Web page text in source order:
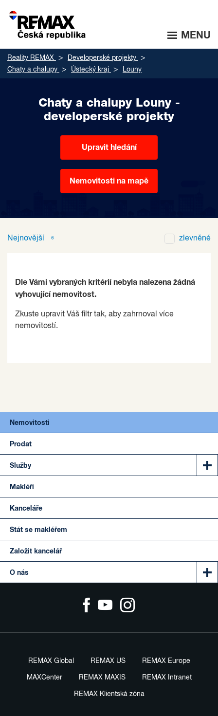
MENU
Reality REMAX
Developerské projekty
Chaty a chalupy
Ústecký kraj Louny
Chaty a chalupy Louny -
developerské projekty
Upravit hledání
Nemovitosti na mapě
Nejnovější zlevněné
Dle Vámi vybraných kritérií nebyla nalezena žádná
vyhovující nemovitost.
Zkuste upravit Váš filtr tak, aby zahrnoval více
nemovitostí.
Nemovitosti
Prodat
Služby
Makléři
Kanceláře
Stát se makléřem
Založit kancelář
O nás
REMAX Global REMAX US REMAX Europe
MAXCenter REMAX MAXIS REMAX Intranet
REMAX Klientská zóna